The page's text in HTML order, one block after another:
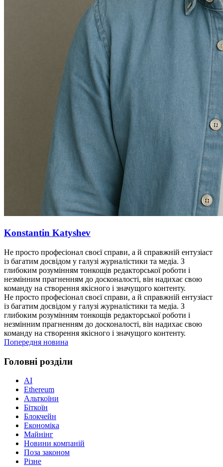
Konstantin Katyshev
Не просто професіонал своєї справи, а й справжній ентузіаст
із багатим досвідом у галузі журналістики та медіа. З
глибоким розумінням тонкощів редакторської роботи і
незмінним прагненням до досконалості, він надихає свою
команду на створення якісного і значущого контенту.
Не просто професіонал своєї справи, а й справжній ентузіаст
із багатим досвідом у галузі журналістики та медіа. З
глибоким розумінням тонкощів редакторської роботи і
незмінним прагненням до досконалості, він надихає свою
команду на створення якісного і значущого контенту.
Попередня новина
Головні розділи
AI
Ethereum
Альткоїни
Біткоїн
Блокчейн
Економіка
Майнінг
Новини компаній
Поза законом
Різне